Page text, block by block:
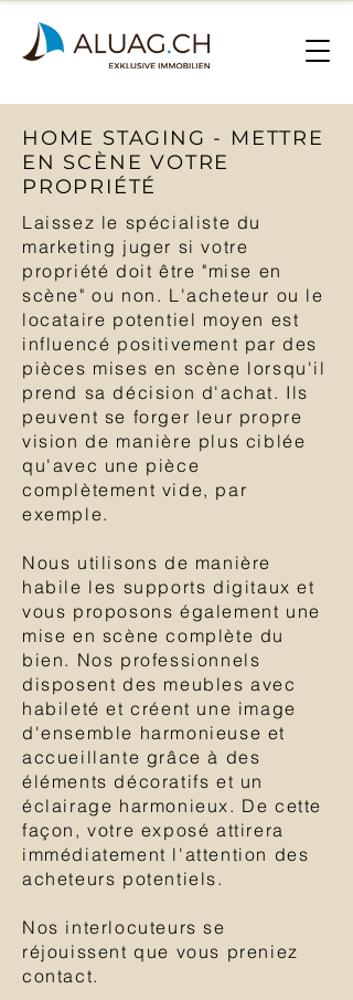
HOME STAGING - METTRE
EN SCÈNE VOTRE
PROPRIÉTÉ
Laissez le spécialiste du
marketing juger si votre
propriété doit être "mise en
scène" ou non. L'acheteur ou le
locataire potentiel moyen est
influencé positivement par des
pièces mises en scène lorsqu'il
prend sa décision d'achat. Ils
peuvent se forger leur propre
vision de manière plus ciblée
qu'avec une pièce
complètement vide, par
exemple.
Nous utilisons de manière
habile les supports digitaux et
vous proposons également une
mise en scène complète du
bien. Nos professionnels
disposent des meubles avec
habileté et créent une image
d'ensemble harmonieuse et
accueillante grâce à des
éléments décoratifs et un
éclairage harmonieux. De cette
façon, votre exposé attirera
immédiatement l'attention des
acheteurs potentiels.
Nos interlocuteurs se
réjouissent que vous preniez
contact.